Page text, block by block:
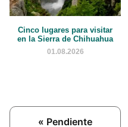
Cinco lugares para visitar
en la Sierra de Chihuahua
01.08.2026
Previous
« Pendiente